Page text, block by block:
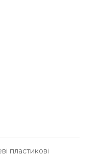
пластикові